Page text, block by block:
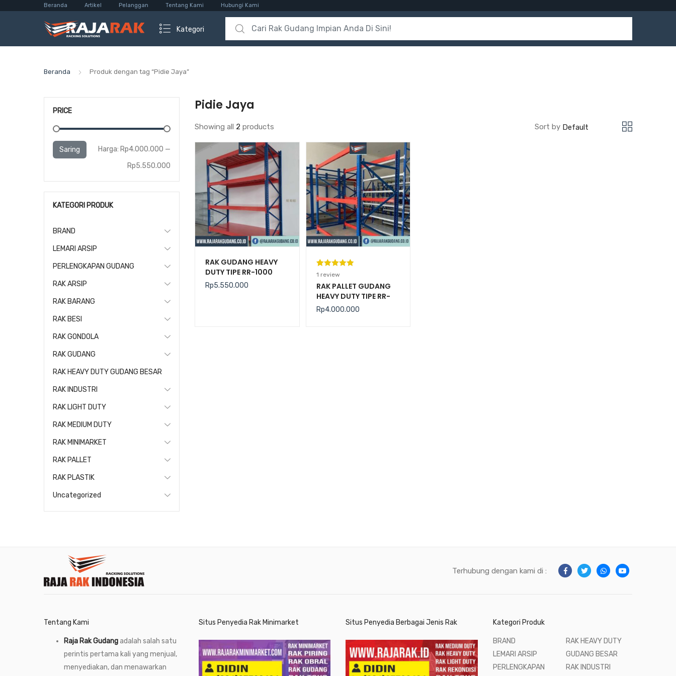
Beranda Artikel Pelanggan Tentang Kami Hubungi Kami
Kategori
Search for:
Beranda Produk dengan tag “Pidie Jaya”
Pidie Jaya
Showing all 2 products Sort by
RAK GUDANG HEAVY
DUTY TIPE RR-1000
Rp5.550.000
Peringkat
5.00dari 5
berdasarka
n
1
penilaian
1 review
RAK PALLET GUDANG
HEAVY DUTY TIPE RR-
2000 KAPASITAS 2
TON / LEVEL
Rp4.000.000
PRICE
Saring Harga: Rp4.000.000 —
Rp5.550.000
KATEGORI PRODUK
BRAND
LEMARI ARSIP
PERLENGKAPAN GUDANG
RAK ARSIP
RAK BARANG
RAK BESI
RAK GONDOLA
RAK GUDANG
RAK HEAVY DUTY GUDANG BESAR
RAK INDUSTRI
RAK LIGHT DUTY
RAK MEDIUM DUTY
RAK MINIMARKET
RAK PALLET
RAK PLASTIK
Uncategorized
Terhubung dengan kami di :
Tentang Kami
Raja Rak Gudangadalah salah satu
perintis pertama kali yang menjual,
menyediakan, dan menawarkan
Situs Penyedia Rak Minimarket Situs Penyedia Berbagai Jenis Rak Kategori Produk
BRAND
LEMARI ARSIP
PERLENGKAPAN
RAK HEAVY DUTY
GUDANG BESAR
RAK INDUSTRI